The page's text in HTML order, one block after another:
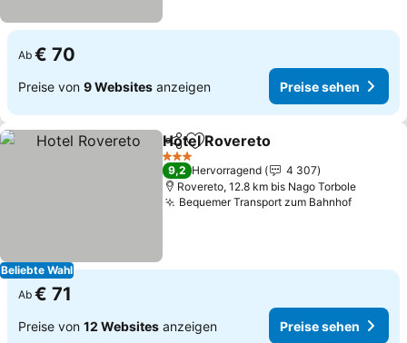
Ab € 70
Preise von 9 Websites anzeigen Preise sehen
Beliebte Wahl
TeilenZu Favoriten hinzufügen
Hotel Rovereto
3 Sterne
9,2 Hervorragend
4 307
Rovereto, 12.8 km bis Nago Torbole
Bequemer Transport zum Bahnhof
Ab € 71
Preise von 12 Websites anzeigen Preise sehen